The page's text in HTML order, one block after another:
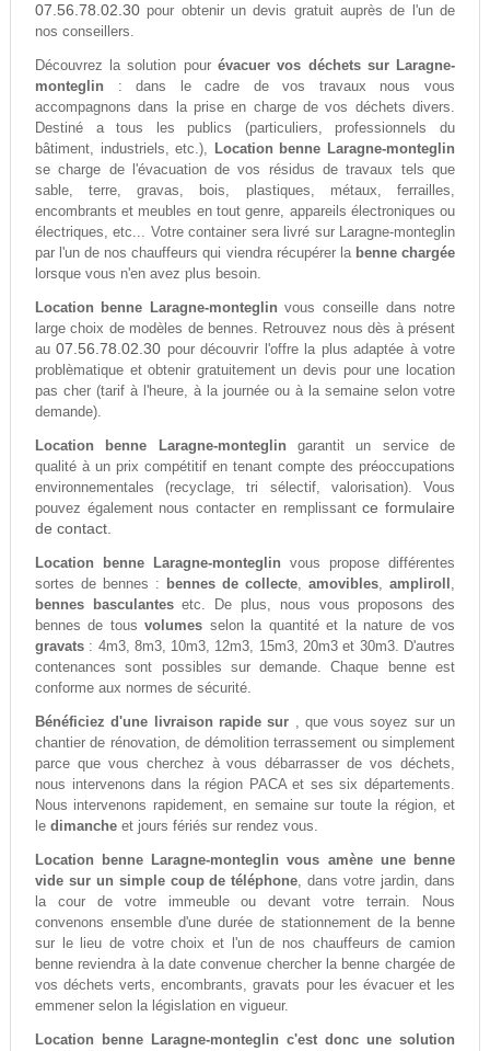
07.56.78.02.30pour obtenir un devis gratuit auprès de l'un de
nos conseillers.
Découvrez la solution pour évacuer vos déchets sur Laragne-
monteglin : dans le cadre de vos travaux nous vous
accompagnons dans la prise en charge de vos déchets divers.
Destiné a tous les publics (particuliers, professionnels du
bâtiment, industriels, etc.), Location benne Laragne-monteglin
se charge de l'évacuation de vos résidus de travaux tels que
sable, terre, gravas, bois, plastiques, métaux, ferrailles,
encombrants et meubles en tout genre, appareils électroniques ou
électriques, etc... Votre container sera livré sur Laragne-monteglin
par l'un de nos chauffeurs qui viendra récupérer la benne chargée
lorsque vous n'en avez plus besoin.
Location benne Laragne-monteglin vous conseille dans notre
large choix de modèles de bennes. Retrouvez nous dès à présent
au07.56.78.02.30 pour découvrir l'offre la plus adaptée à votre
problèmatique et obtenir gratuitement un devis pour une location
pas cher (tarif à l'heure, à la journée ou à la semaine selon votre
demande).
Location benne Laragne-monteglin garantit un service de
qualité à un prix compétitif en tenant compte des préoccupations
environnementales (recyclage, tri sélectif, valorisation). Vous
pouvez également nous contacter en remplissantce formulaire
de contact.
Location benne Laragne-monteglin vous propose différentes
sortes de bennes : bennes de collecte, amovibles,ampliroll ,
bennes basculantesetc. De plus, nous vous proposons des
bennes de tousvolumes selon la quantité et la nature de vos
gravats: 4m3, 8m3, 10m3, 12m3, 15m3, 20m3 et 30m3. D'autres
contenances sont possibles sur demande. Chaque benne est
conforme aux normes de sécurité.
Bénéficiez d'une livraison rapide sur , que vous soyez sur un
chantier de rénovation, de démolition terrassement ou simplement
parce que vous cherchez à vous débarrasser de vos déchets,
nous intervenons dans la région PACA et ses six départements.
Nous intervenons rapidement, en semaine sur toute la région, et
le dimancheet jours fériés sur rendez vous.
Location benne Laragne-monteglin vous amène une benne
vide sur un simple coup de téléphone, dans votre jardin, dans
la cour de votre immeuble ou devant votre terrain. Nous
convenons ensemble d'une durée de stationnement de la benne
sur le lieu de votre choix et l'un de nos chauffeurs de camion
benne reviendra à la date convenue chercher la benne chargée de
vos déchets verts, encombrants, gravats pour les évacuer et les
emmener selon la législation en vigueur.
Location benne Laragne-monteglin c'est donc une solution